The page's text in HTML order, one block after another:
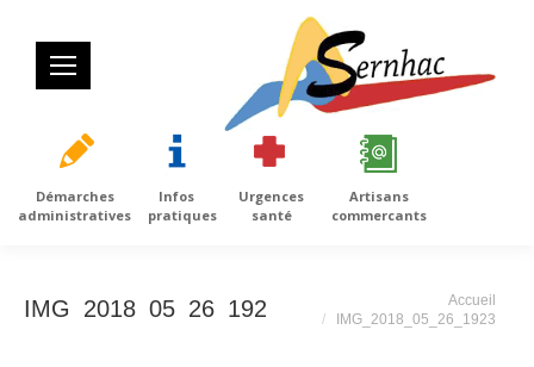
Démarches
administratives
Infos
pratiques
Urgences
santé
Artisans
commercants
IMG_2018_05_26_1923Vous êtes ici :
Accueil
IMG_2018_05_26_1923